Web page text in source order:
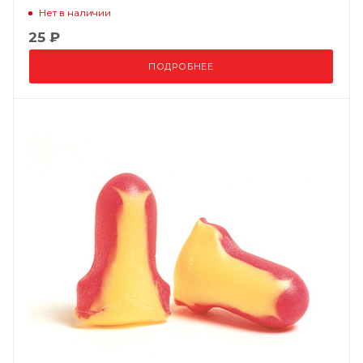
Нет в наличии
25 ₽
ПОДРОБНЕЕ